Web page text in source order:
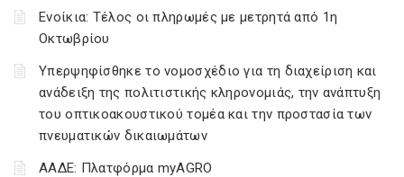
Ενοίκια: Τέλος οι πληρωμές με μετρητά από 1η
Οκτωβρίου
Υπερψηφίσθηκε το νομοσχέδιο για τη διαχείριση και
ανάδειξη της πολιτιστικής κληρονομιάς, την ανάπτυξη
του οπτικοακουστικού τομέα και την προστασία των
πνευματικών δικαιωμάτων
ΑΑΔΕ: Πλατφόρμα myAGRO